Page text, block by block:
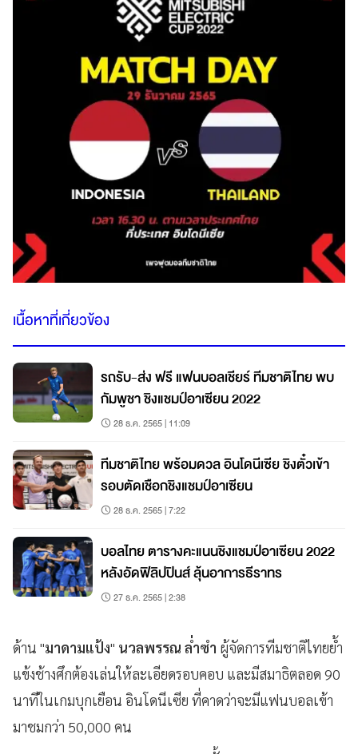
เนื้อหาที่เกี่ยวข้อง
รถรับ-ส่ง ฟรี แฟนบอลเชียร์ ทีมชาติไทย พบ
กัมพูชา ชิงแชมป์อาเซียน 2022
28 ธ.ค. 2565 | 11:09
ทีมชาติไทย พร้อมดวล อินโดนีเซีย ชิงตั๋วเข้า
รอบตัดเชือกชิงแชมป์อาเซียน
28 ธ.ค. 2565 | 7:22
บอลไทย ตารางคะแนนชิงแชมป์อาเซียน 2022
หลังอัดฟิลิปปินส์ ลุ้นอาการธีราทร
27 ธ.ค. 2565 | 2:38
ด้าน "มาดามแป้ง" นวลพรรณ ล่ำซำ ผู้จัดการทีมชาติไทยย้ำ
แข้งช้างศึกต้องเล่นให้ละเอียดรอบคอบ และมีสมาธิตลอด 90
นาทีในเกมบุกเยือน อินโดนีเซีย ที่คาดว่าจะมีแฟนบอลเข้า
มาชมกว่า 50,000 คน